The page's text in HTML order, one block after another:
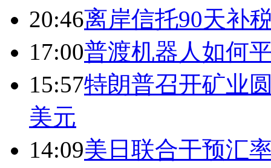
20:46离岸信托90天补
17:00普渡机器人如何
15:57特朗普召开矿业
美元
14:09美日联合干预汇